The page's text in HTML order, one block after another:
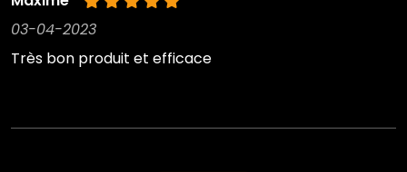
03-04-2023
Très bon produit et efficace